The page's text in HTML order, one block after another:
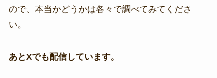
ので、本当かどうかは各々で調べてみてくださ
い。
あとXでも配信しています。